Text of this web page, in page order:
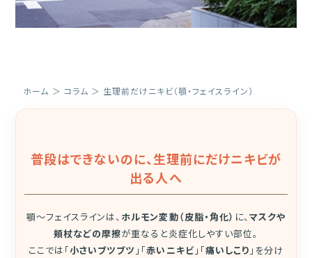
ホーム ＞ コラム ＞ 生理前だけニキビ（顎・フェイスライン）
普段はできないのに、生理前にだけニキビが
出る人へ
顎〜フェイスラインは、 ホルモン変動（皮脂・角化） に、 マスクや
頬杖などの摩擦が重なると炎症化しやすい部位。
ここでは「小さいブツブツ 」「赤いニキビ 」「痛いしこり 」を分け